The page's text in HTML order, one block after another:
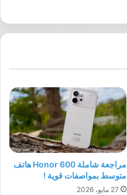
مراجعة شاملة Honor 600 هاتف
متوسط بمواصفات قوية !
27 مايو، 2026